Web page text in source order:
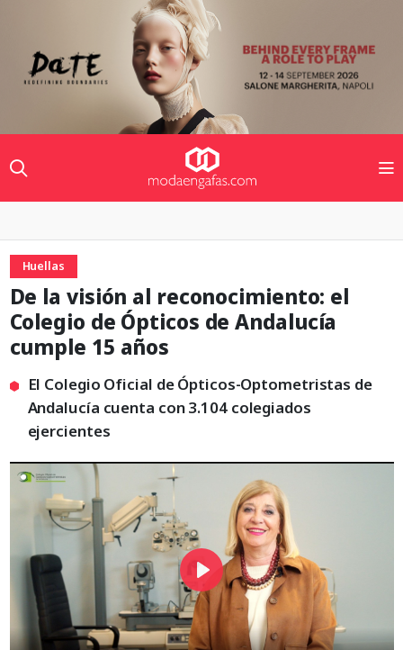
Huellas
De la visión al reconocimiento: el
Colegio de Ópticos de Andalucía
cumple 15 años
El Colegio Oficial de Ópticos-Optometristas de
Andalucía cuenta con 3.104 colegiados
ejercientes
Play